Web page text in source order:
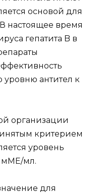
основой для
настоящее время
гепатита B в
антител к
организации
критерием
уровень
мМЕ/мл.
для